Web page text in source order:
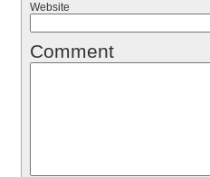
Website
Comment